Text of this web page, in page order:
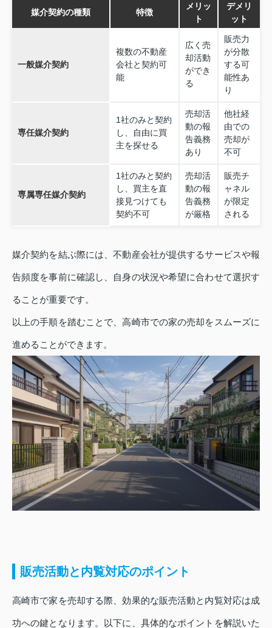
媒介契約の種類 特徴
メリッ
ト
デメリ
ット
一般媒介契約
複数の不動産
会社と契約可
能
広く売
却活動
ができ
る
販売力
が分散
する可
能性あ
り
専任媒介契約
1社のみと契約
し、自由に買
主を探せる
売却活
動の報
告義務
あり
他社経
由での
売却が
不可
専属専任媒介契約
1社のみと契約
し、買主を直
接見つけても
契約不可
売却活
動の報
告義務
が厳格
販売チ
ャネル
が限定
される
媒介契約を結ぶ際には、不動産会社が提供するサービスや報
告頻度を事前に確認し、自身の状況や希望に合わせて選択す
ることが重要です。
以上の手順を踏むことで、高崎市での家の売却をスムーズに
進めることができます。
販売活動と内覧対応のポイント
高崎市で家を売却する際、効果的な販売活動と内覧対応は成
功への鍵となります。以下に、具体的なポイントを解説いた